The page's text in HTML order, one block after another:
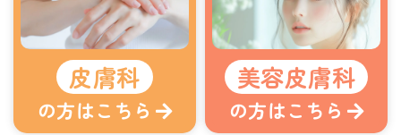
皮膚科
の方はこちら
美容皮膚科
の方はこちら